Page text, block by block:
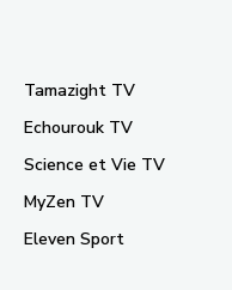
Tamazight TV
Echourouk TV
Science et Vie TV
MyZen TV
Eleven Sport